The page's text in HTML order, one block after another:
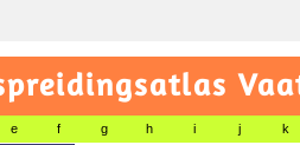
e f g h i j k